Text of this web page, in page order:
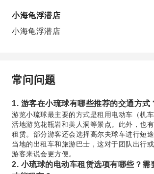
小海龟浮潜店
小海龟浮潜店
常问问题
1. 游客在小琉球有哪些推荐的交通方式
游览小琉球最主要的方式是租用电动车（机
活地游览花瓶岩和美人洞等景点。此外，也
租赁。部分游客还会选择高尔夫球车进行短
当地的出租车和旅游巴士，这对于团队出行
游客来说会更方便。
2. 小琉球的电动车租赁选项有哪些？需